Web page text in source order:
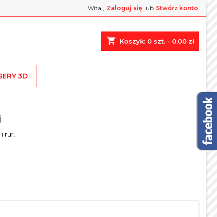
Witaj, Zaloguj się lub Stwórz konto
shopping_cart Koszyk: 0 szt. - 0,00 zł
3D
rur.